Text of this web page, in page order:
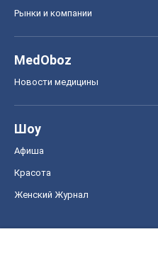
Рынки и компании
MedOboz
Новости медицины
Шоу
Афиша
Красота
Женский Журнал